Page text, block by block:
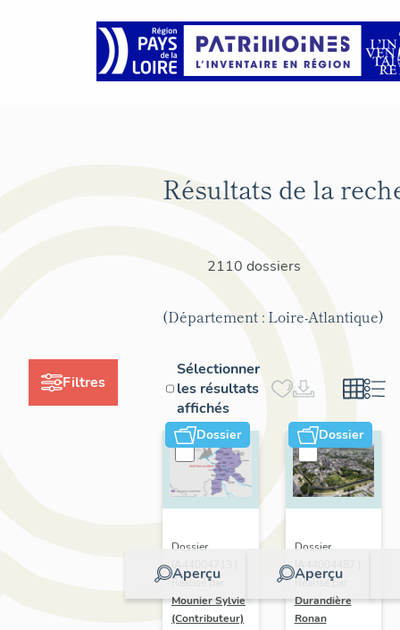
Filtres
Résultats de la
2110 dossiers
(Département : Loire-Atlantique)
Sélectionner
les résultats
affichés
Dossier
Aperçu
Dossier
IA44004713 |
Réalisé par
Mounier Sylvie
(Contributeur)
Dossier
Aperçu
Dossier
IA44004487 |
Réalisé par
Durandière
Ronan